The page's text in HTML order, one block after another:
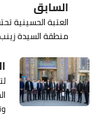
السابق
العتبة الحسينية
منطقة السيدة زينب